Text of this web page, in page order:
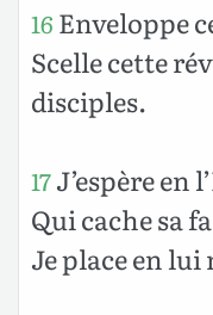
16 Enveloppe
Scelle cette
disciples.
17J’espère en
Qui cache sa
Je place en